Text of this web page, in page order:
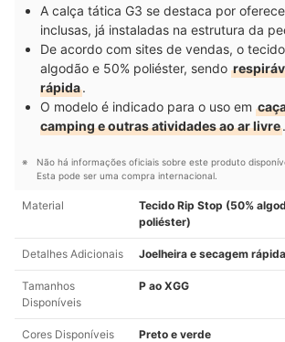
A calça tática G3 se destaca por
inclusas, já instaladas na estrutura da
De acordo com sites de vendas, o
algodão e 50% poliéster, sendo
rápida.
O modelo é indicado para o uso em
camping e outras atividades ao ar livre.
Não há informações oficiais sobre este produto
Esta pode ser uma compra internacional.
Material
Tecido Rip Stop (50%
poliéster)
Detalhes Adicionais Joelheira e secagem rápida
Tamanhos
Disponíveis
P ao XGG
Cores Disponíveis Preto e verde